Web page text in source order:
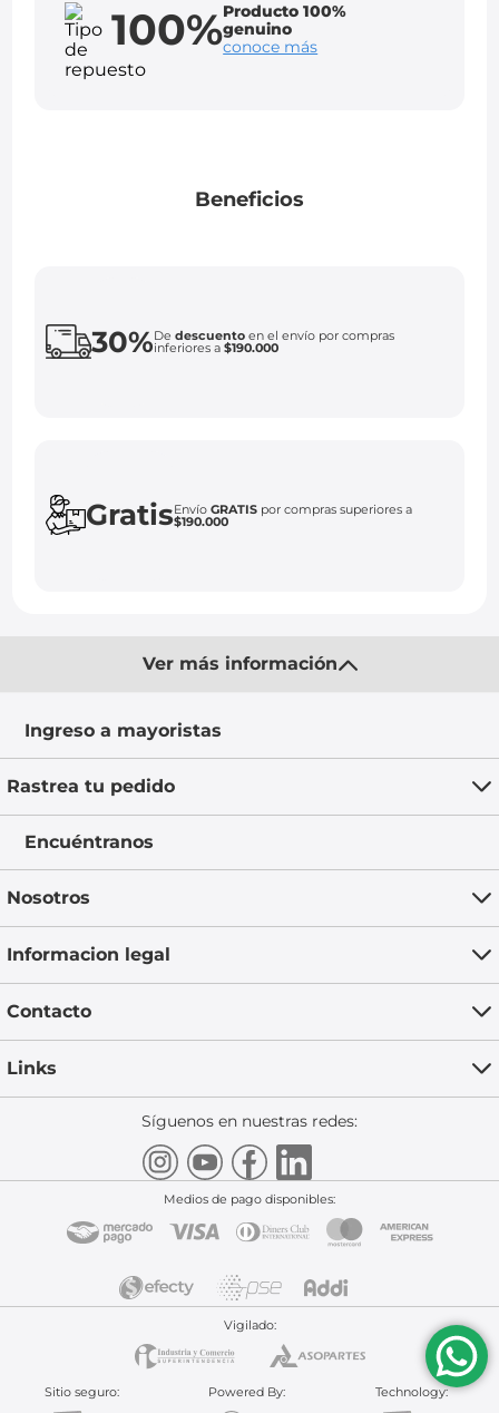
100%Producto 100%
genuino
conoce más
Beneficios
30%Dedescuento en el envío por compras
inferiores a$190.000
GratisEnvíoGRATIS por compras superiores a
$190.000
Ver más información
Ingreso a mayoristas
Rastrea tu pedido
Encuéntranos
Nosotros
Informacion legal
Contacto
Links
Síguenos en nuestras redes:
Medios de pago disponibles:
Vigilado:
Sitio seguro: Powered By: Technology: